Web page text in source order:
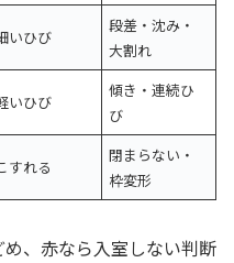
いひび
段差・沈み・
大割れ
いひび
傾き・連続ひ
び
すれる
閉まらない・
枠変形
、赤なら入室しない判断